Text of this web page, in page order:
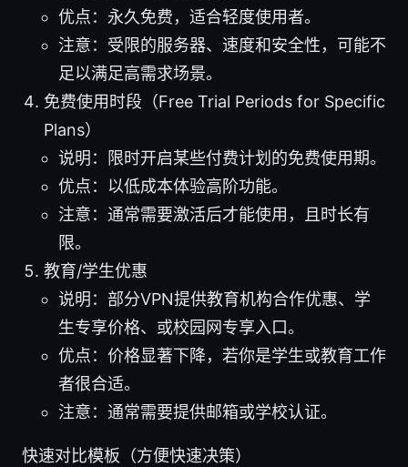
优点：永久免费，适合轻度使用者。
注意：受限的服务器、速度和安全性，可能不
足以满足高需求场景。
免费使用时段（Free Trial Periods for Specific
Plans）
说明：限时开启某些付费计划的免费使用期。
优点：以低成本体验高阶功能。
注意：通常需要激活后才能使用，且时长有
限。
教育/学生优惠
说明：部分VPN提供教育机构合作优惠、学
生专享价格、或校园网专享入口。
优点：价格显著下降，若你是学生或教育工作
者很合适。
注意：通常需要提供邮箱或学校认证。
快速对比模板（方便快速决策）